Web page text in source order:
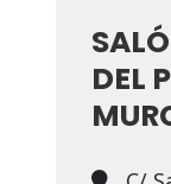
DEL